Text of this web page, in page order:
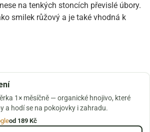
na tenkých stoncích převislé úbory.
smilek růžový a je také vhodná k
1× měsíčně — organické hnojivo, které
a hodí se na pokojovky i zahradu.
od 189 Kč